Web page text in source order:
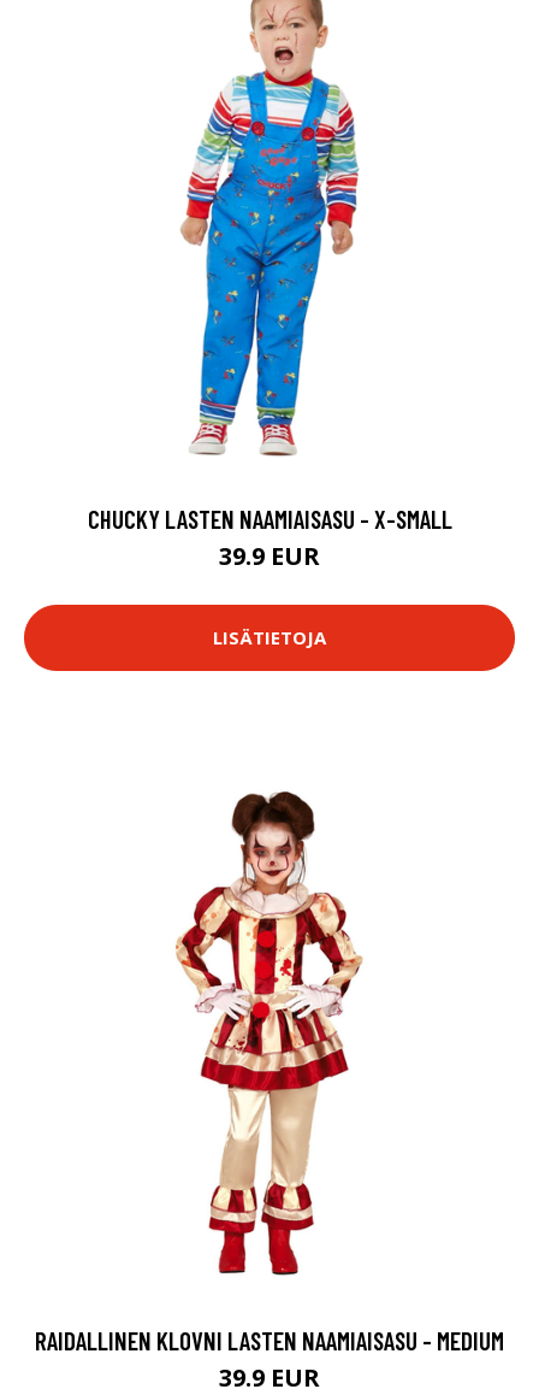
CHUCKY LASTEN NAAMIAISASU - X-SMALL
39.9 EUR
LISÄTIETOJA
RAIDALLINEN KLOVNI LASTEN NAAMIAISASU - MEDIUM
39.9 EUR